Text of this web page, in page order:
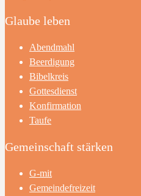
Glaube leben
Abendmahl
Beerdigung
Bibelkreis
Gottesdienst
Konfirmation
Taufe
Gemeinschaft stärken
G-mit
Gemeindefreizeit